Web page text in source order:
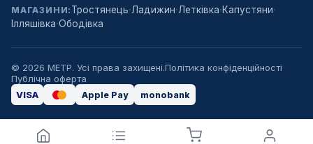
МАГАЗИНИ: Тростянець·Ладижин·Летківка·Капустяни·
Ілляшівка·Ободівка
© 2026 МЕТР. Усі права захищені.Політика конфіденційності
Публічна оферта
VISA
Apple Pay monobank